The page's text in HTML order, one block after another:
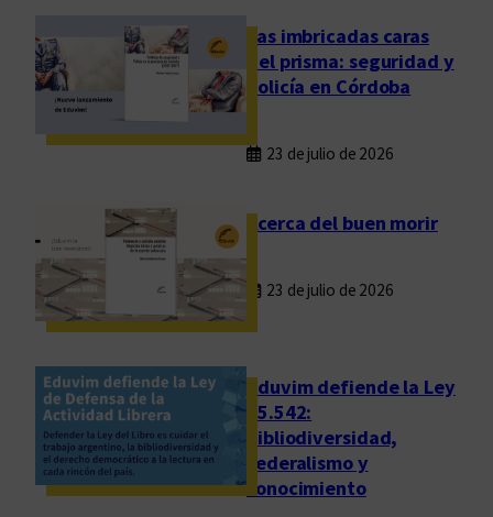
e
n
s
l
i
o
e
n
A
r
g
Las imbricadas caras
del prisma: seguridad y
policía en Córdoba
23 de julio de 2026
Acerca del buen morir
23 de julio de 2026
Eduvim defiende la Ley
25.542:
bibliodiversidad,
federalismo y
conocimiento